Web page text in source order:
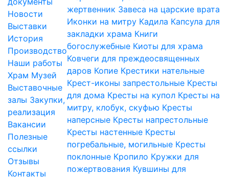
Новости
Выставки
История
Производство
Наши работы
Храм Музей
Выставочные
залы Закупки,
реализация
Вакансии
Полезные
ссылки
Отзывы
Контакты
жертвенник Завеса на царские врата
Иконки на митру Кадила Капсула для
закладки храма Книги
богослужебные Киоты для храма
Ковчеги для преждеосвященных
даров Копие Крестики нательные
Крест-иконы запрестольные Кресты
для дома Кресты на купол Кресты на
митру, клобук, скуфью Кресты
наперсные Кресты напрестольные
Кресты настенные Кресты
погребальные, могильные Кресты
поклонные Кропило Кружки для
пожертвования Кувшины для